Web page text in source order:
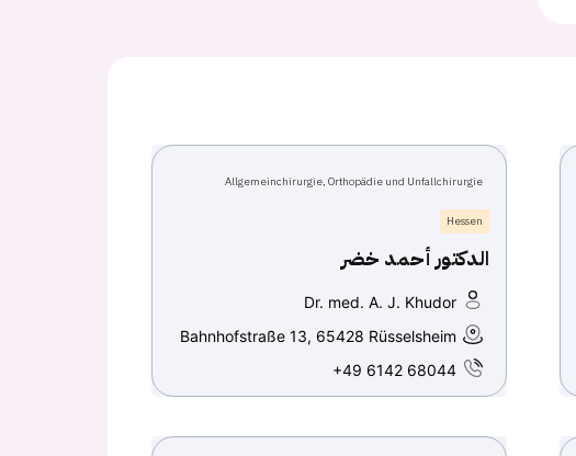
Allgemeinchirurgie, Orthopädie und Unfallchirurgie
Hessen
الدكتور أحمد خضر
Dr. med. A. J. Khudor
Bahnhofstraße 13, 65428 Rüsselsheim
+49 6142 68044